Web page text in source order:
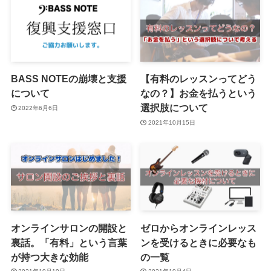
BASS NOTEの崩壊と支援
について
2022年6月6日
【有料のレッスンってどう
なの？】お金を払うという
選択肢について
2021年10月15日
オンラインサロンの開設と
裏話。「有料」という言葉
が持つ大きな効能
ゼロからオンラインレッス
ンを受けるときに必要なも
の一覧